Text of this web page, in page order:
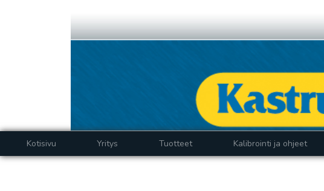
Kotisivu Yritys Tuotteet Kalibrointi ja ohjeet